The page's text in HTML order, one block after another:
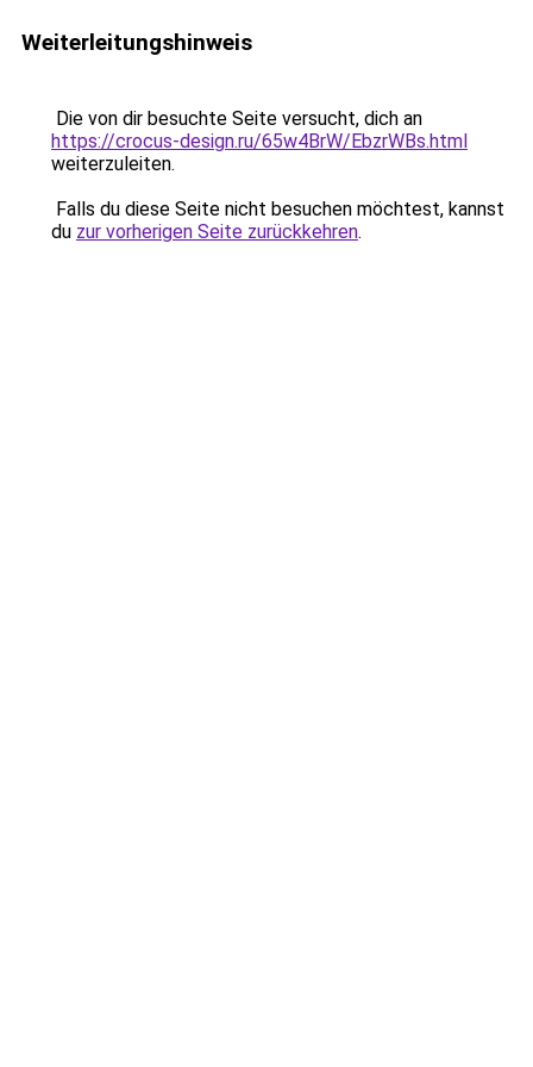
Weiterleitungshinweis
Die von dir besuchte Seite versucht, dich an
https://crocus-design.ru/65w4BrW/EbzrWBs.html
weiterzuleiten.
Falls du diese Seite nicht besuchen möchtest, kannst
du zur vorherigen Seite zurückkehren.